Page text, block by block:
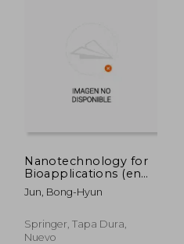
Nanotechnology for
Bioapplications (en
Inglés)
Jun, Bong-Hyun
Springer, Tapa Dura,
Nuevo